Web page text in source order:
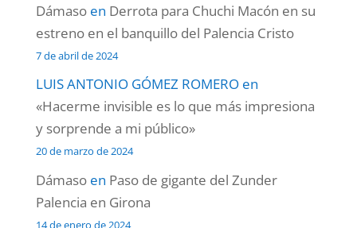
Dámasoen Derrota para Chuchi Macón en su
estreno en el banquillo del Palencia Cristo
7 de abril de 2024
LUIS ANTONIO GÓMEZ ROMEROen
«Hacerme invisible es lo que más impresiona
y sorprende a mi público»
20 de marzo de 2024
Dámasoen Paso de gigante del Zunder
Palencia en Girona
14 de enero de 2024